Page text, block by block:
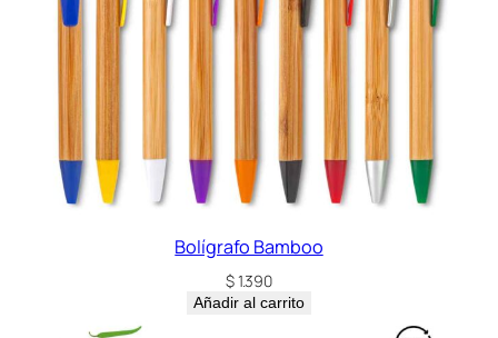
Bolígrafo Bamboo
$1.390
Añadir al carrito